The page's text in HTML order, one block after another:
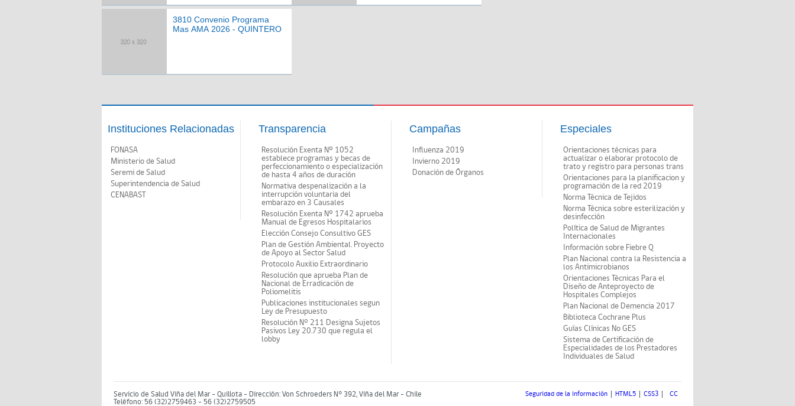
3810 Convenio Programa
Mas AMA 2026 - QUINTERO
Instituciones Relacionadas
FONASA
Ministerio de Salud
Seremi de Salud
Superintendencia de Salud
CENABAST
Transparencia
Resolución Exenta Nº 1052
establece programas y becas de
perfeccionamiento o especialización
de hasta 4 años de duración
Normativa despenalización a la
interrupción voluntaria del
embarazo en 3 Causales
Resolución Exenta Nº 1742 aprueba
Manual de Egresos Hospitalarios
Elección Consejo Consultivo GES
Plan de Gestión Ambiental. Proyecto
de Apoyo al Sector Salud
Protocolo Auxilio Extraordinario
Resolución que aprueba Plan de
Nacional de Erradicación de
Poliomelitis
Publicaciones institucionales segun
Ley de Presupuesto
Resolución N° 211 Designa Sujetos
Pasivos Ley 20.730 que regula el
lobby
Campañas
Influenza 2019
Invierno 2019
Donación de Órganos
Especiales
Orientaciones técnicas para
actualizar o elaborar protocolo de
trato y registro para personas trans
Orientaciones para la planificacion y
programación de la red 2019
Norma Técnica de Tejidos
Norma Técnica sobre esterilización y
desinfección
Política de Salud de Migrantes
Internacionales
Información sobre Fiebre Q
Plan Nacional contra la Resistencia a
los Antimicrobianos
Orientaciones Técnicas Para el
Diseño de Anteproyecto de
Hospitales Complejos
Plan Nacional de Demencia 2017
Biblioteca Cochrane Plus
Guías Clínicas No GES
Sistema de Certificación de
Especialidades de los Prestadores
Individuales de Salud
Servicio de Salud Viña del Mar – Quillota - Dirección: Von Schroeders N° 392, Viña del Mar - Chile
Teléfono: 56 (32)2759463 - 56 (32)2759505
Seguridad de la información HTML5 CSS3 CC